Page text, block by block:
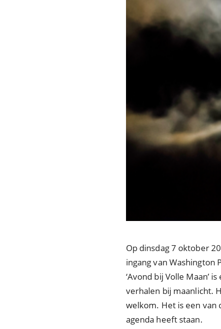
Op dinsdag 7 oktober
ingang van Washington
‘Avond bij Volle Maan’
verhalen bij maanlicht.
welkom. Het is een van
agenda heeft staan.